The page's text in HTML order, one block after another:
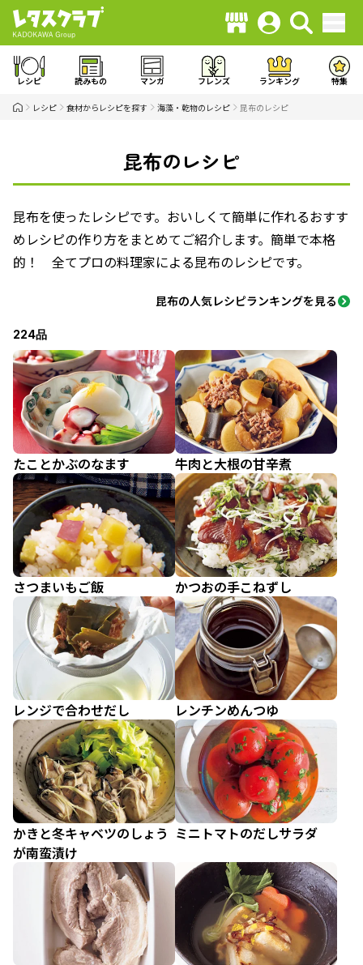
レシピ 読みもの マンガ フレンズ ランキング 特集
レシピ 食材からレシピを探す 海藻・乾物のレシピ 昆布のレシピ
昆布のレシピ
昆布を使ったレシピです。おいしくて簡単に作れるおすす
めレシピの作り方をまとめてご紹介します。簡単で本格
的！ 全てプロの料理家による昆布のレシピです。
昆布の人気レシピランキングを見る
224品
たことかぶのなます 牛肉と大根の甘辛煮
さつまいもご飯 かつおの手こねずし
レンジで合わせだし レンチンめんつゆ
かきと冬キャベツのしょう
が南蛮漬け
ミニトマトのだしサラダ